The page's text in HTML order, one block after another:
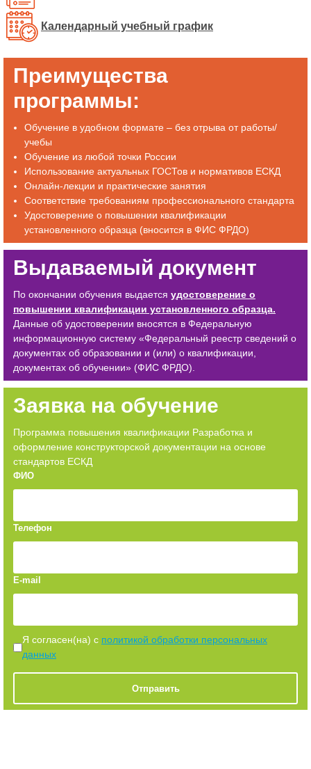
Календарный учебный график
Преимущества
программы:
Обучение в удобном формате – без отрыва от работы/
учебы
Обучение из любой точки России
Использование актуальных ГОСТов и нормативов ЕСКД
Онлайн-лекции и практические занятия
Соответствие требованиям профессионального стандарта
Удостоверение о повышении квалификации
установленного образца (вносится в ФИС ФРДО)
Выдаваемый документ
По окончании обучения выдается удостоверение о
повышении квалификации установленного образца.
Данные об удостоверении вносятся в Федеральную
информационную систему «Федеральный реестр сведений о
документах об образовании и (или) о квалификации,
документах об обучении» (ФИС ФРДО).
Заявка на обучение
Программа повышения квалификации Разработка и
оформление конструкторской документации на основе
стандартов ЕСКД
ФИО
Телефон
E-mail
Я согласен(на) с политикой обработки персональных
данных